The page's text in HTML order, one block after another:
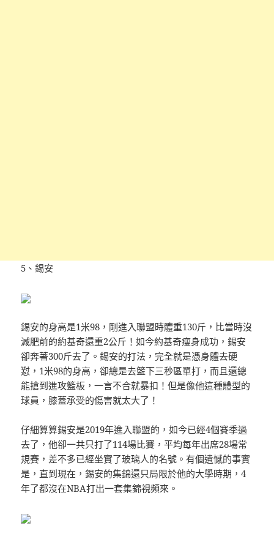
5、錫安
錫安的身高是1米98，剛進入聯盟時體重130斤，比當時沒
減肥前的約基奇還重2公斤！如今約基奇瘦身成功，錫安
卻奔著300斤去了。錫安的打法，完全就是憑身體去硬
懟，1米98的身高，卻總是去籃下三秒區單打，而且還總
能搶到進攻籃板，一言不合就暴扣！但是像他這種體型的
球員，膝蓋承受的傷害就太大了！
仔細算算錫安是2019年進入聯盟的，如今已經4個賽季過
去了，他卻一共只打了114場比賽，平均每年出席28場常
規賽，差不多已經坐實了玻璃人的名號。有個遺憾的事實
是，直到現在，錫安的集錦還只局限於他的大學時期，4
年了都沒在NBA打出一套集錦視頻來。